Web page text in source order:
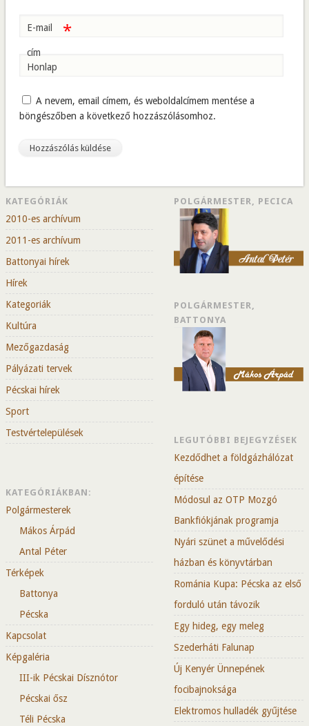
E-mail
cím
*
Honlap
A nevem, email címem, és weboldalcímem mentése a
böngészőben a következő hozzászólásomhoz.
KATEGÓRIÁK
2010-es archívum
2011-es archívum
Battonyai hírek
Hírek
Kategoriák
Kultúra
Mezőgazdaság
Pályázati tervek
Pécskai hírek
Sport
Testvértelepülések
KATEGÓRIÁKBAN:
Polgármesterek
Mákos Árpád
Antal Péter
Térképek
Battonya
Pécska
Kapcsolat
Képgaléria
III-ik Pécskai Dísznótor
Pécskai ősz
Téli Pécska
POLGÁRMESTER, PECICA
POLGÁRMESTER,
BATTONYA
LEGUTÓBBI BEJEGYZÉSEK
Kezdődhet a földgázhálózat
építése
Módosul az OTP Mozgó
Bankfiókjának programja
Nyári szünet a művelődési
házban és könyvtárban
Románia Kupa: Pécska az első
forduló után távozik
Egy hideg, egy meleg
Szederháti Falunap
Új Kenyér Ünnepének
focibajnoksága
Elektromos hulladék gyűjtése